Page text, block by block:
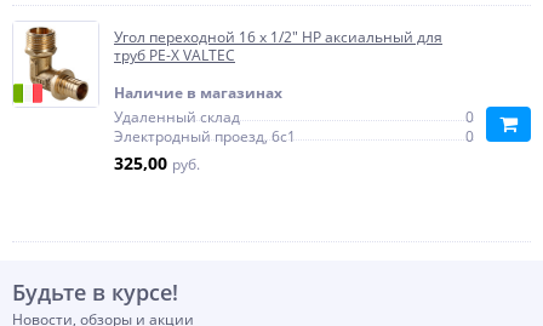
Угол переходной 16 x 1/2" НР аксиальный для
труб PE-X VALTEC
Наличие в магазинах
Удаленный склад
0
Электродный проезд, 6с1
0
325,00 руб.
Будьте в курсе!
Новости, обзоры и акции